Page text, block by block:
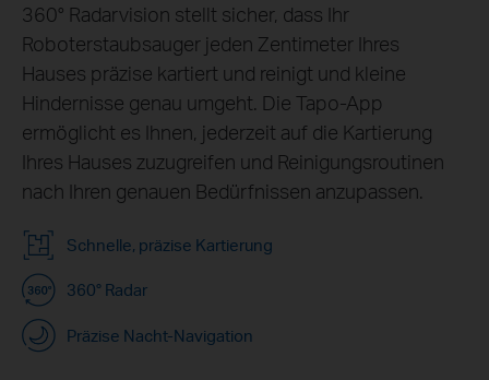
360° Radarvision stellt sicher, dass Ihr
Roboterstaubsauger jeden Zentimeter Ihres
Hauses präzise kartiert und reinigt und kleine
Hindernisse genau umgeht. Die Tapo-App
ermöglicht es Ihnen, jederzeit auf die Kartierung
Ihres Hauses zuzugreifen und Reinigungsroutinen
nach Ihren genauen Bedürfnissen anzupassen.
Schnelle, präzise Kartierung
360° Radar
Präzise Nacht-Navigation